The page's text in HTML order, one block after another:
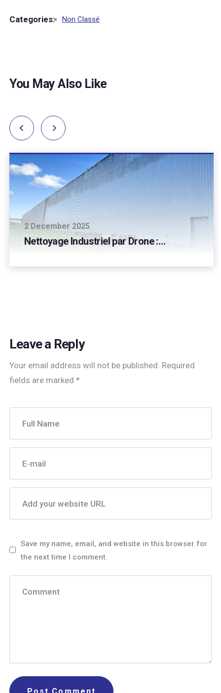
Categories: Non Classé
You May Also Like
2 December 2025
Nettoyage Industriel par Drone :…
Leave a Reply
Your email address will not be published. Required
fields are marked *
Full Name
E-mail
Add your website URL
Save my name, email, and website in this browser for
the next time I comment.
Comment